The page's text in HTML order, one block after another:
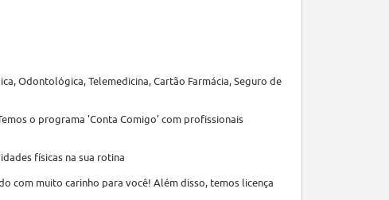
Odontológica, Telemedicina, Cartão Farmácia, Seguro de
o programa 'Conta Comigo' com profissionais
físicas na sua rotina
com muito carinho para você! Além disso, temos licença